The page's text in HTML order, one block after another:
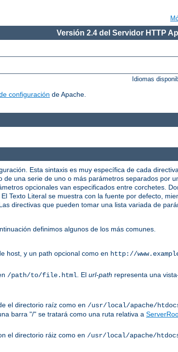
Versión 2.4 del Servidor HTTP
Idiomas
configuración de Apache.
Esta sintaxis es muy específica de cada
una serie de uno o más parámetros separados por
opcionales van especificados entre corchetes.
Texto Literal se muestra con la fuente por defecto,
Las directivas que pueden tomar una lista variada de
definimos algunos de los más comunes.
host, y un path opcional como en http://
/path/to/file.html . El url-path representa una
el directorio raíz como en /usr/local/apache/
barra "/" se tratará como una ruta relativa a
el directorio ráiz como en /usr/local/apache/